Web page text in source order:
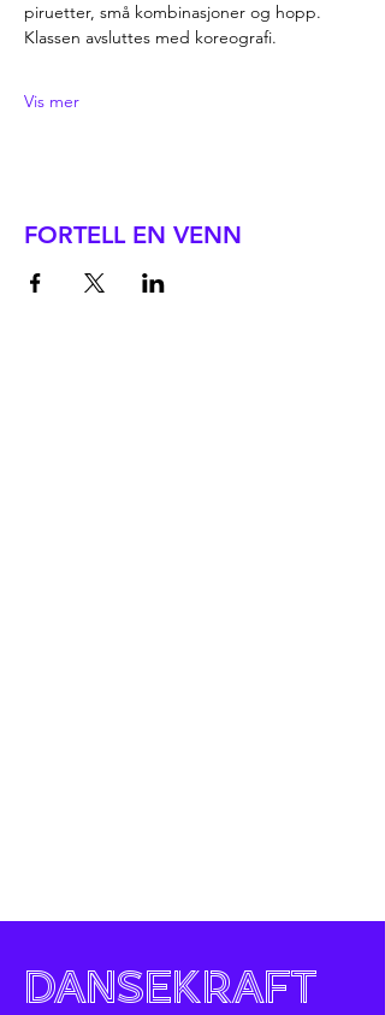
piruetter, små kombinasjoner og hopp.
Klassen avsluttes med koreografi.
Vis mer
FORTELL EN VENN
Dansekraft